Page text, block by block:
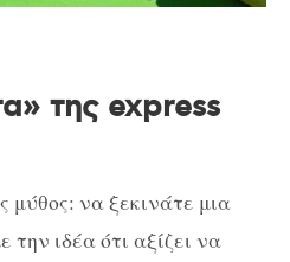
της express
μύθος: να ξεκινάτε μια
την ιδέα ότι αξίζει να